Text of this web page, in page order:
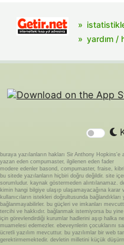
yardım /
buraya yazılanların hakları Sir Anthony Hopkins'e
yazan eden compumaster, ilgilenen eden fader
modere edenler basond, compumaster, fraise,
bu sitede yazılanların hiçbiri doğru değildir. site
sorumludur. kaynak göstermeden alıntılanamaz.
kimin hangi bilgiye ulaşıp ulaşamayacağına karar
kullanıcıların istekleri doğrultusunda
bağlanmayabilirler. bu güçleri ve imkanları
tercihi ve hakkıdır. bağlanmak istemiyorsa bu
için görevlendirdiği kurumlar hadlerini aşıp halka
muamelesi edemezler. ebeveynlerin çocuklarını
ücretli yazılım mevcuttur. bu yazılımlar bir web
gerektirmemektedir. devletin milletini küçük